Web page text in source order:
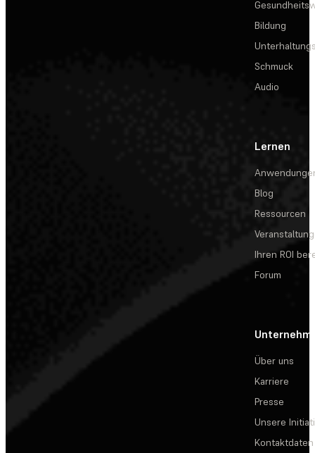
Bildung
Schmuck
Audio
Lernen
Blog
Ressourcen
Ihren ROI
Forum
Über uns
Karriere
Presse
Unsere
Kontaktdaten